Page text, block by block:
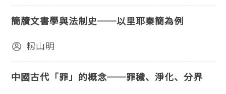
簡牘文書學與法制史──以里耶秦簡為例
籾山明
中國古代「罪」的概念──罪穢、淨化、分界